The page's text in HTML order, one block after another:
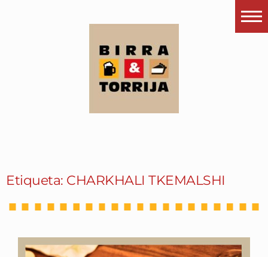
¿Esto que es pués?
Últimas visitas
Todos los garitos
Etiqueta: CHARKHALI TKEMALSHI